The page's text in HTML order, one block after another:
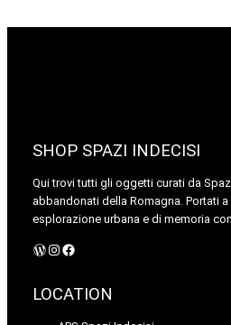
SHOP SPAZI INDECISI
Qui trovi tutti gli oggetti curati da
abbandonati della Romagna. Portati
esplorazione urbana e di memoria
WordPress Instagram Facebook
LOCATION